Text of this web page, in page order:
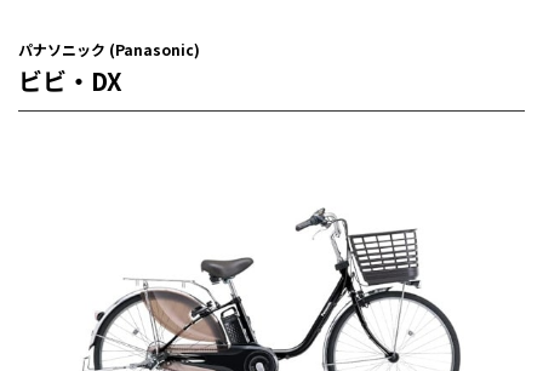
パナソニック (Panasonic)
ビビ・DX